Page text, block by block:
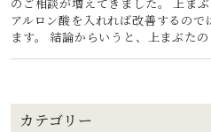
アルロン酸を入れれば改善するの
ます。 結論からいうと、上まぶた
カテゴリー